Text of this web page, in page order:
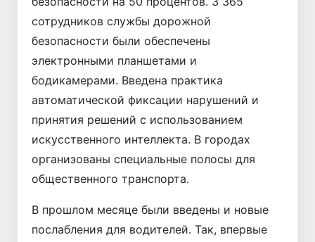
сотрудников службы дорожной
безопасности были обеспечены
электронными планшетами и
бодикамерами. Введена практика
автоматической фиксации нарушений и
принятия решений с использованием
искусственного интеллекта. В городах
организованы специальные полосы для
общественного транспорта.
В прошлом месяце были введены и новые
послабления для водителей. Так, впервые